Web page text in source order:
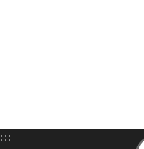
:::